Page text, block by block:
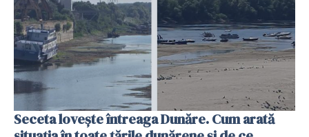
Seceta lovește întreaga Dunăre. Cum arată